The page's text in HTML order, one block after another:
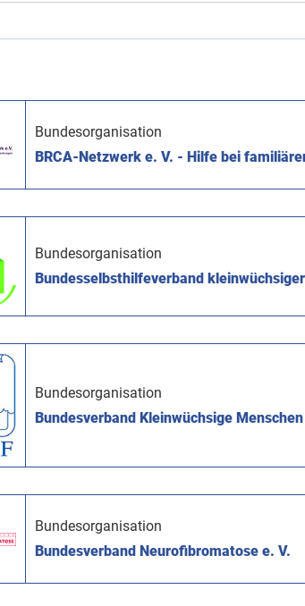
Bundesorganisation
BRCA-Netzwerk e. V. - Hilfe bei
Bundesorganisation
Bundesselbsthilfeverband
Bundesorganisation
Bundesverband Kleinwüchsige
Bundesorganisation
Bundesverband Neurofibromatose e. V.